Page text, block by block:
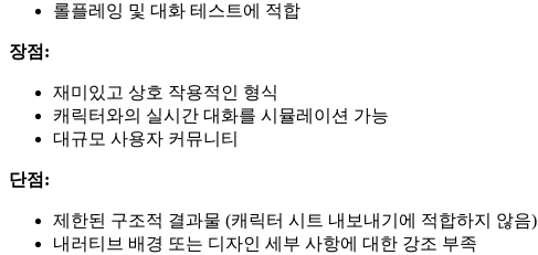
롤플레잉 및 대화 테스트에 적합
장점:
재미있고 상호 작용적인 형식
캐릭터와의 실시간 대화를 시뮬레이션 가능
대규모 사용자 커뮤니티
단점:
제한된 구조적 결과물 (캐릭터 시트 내보내기에 적합하지 않음)
내러티브 배경 또는 디자인 세부 사항에 대한 강조 부족